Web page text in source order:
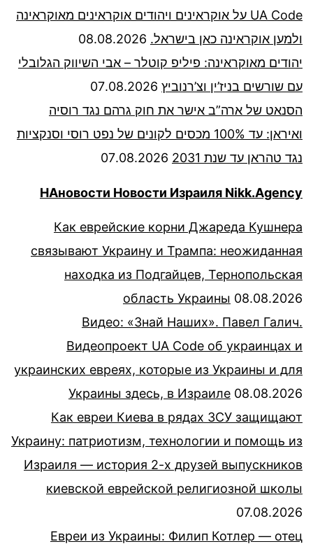
UA Code על אוקראינים ויהודים אוקראינים מאוקראינה
ולמען אוקראינה כאן בישראל. 08.08.2026
יהודים מאוקראינה: פיליפ קוטלר – אבי השיווק הגלובלי
עם שורשים בניז’ין וצ’רנוביץ 07.08.2026
הסנאט של ארה”ב אישר את חוק גרהם נגד רוסיה
ואיראן: עד 100% מכסים לקונים של נפט רוסי וסנקציות
נגד טהראן עד שנת 2031
07.08.2026
НАновости Новости Израиля Nikk.Agency
Как еврейские корни Джареда Кушнера
связывают Украину и Трампа: неожиданная
находка из Подгайцев, Тернопольская
область Украины 08.08.2026
Видео: «Знай Наших». Павел Галич.
Видеопроект UA Code об украинцах и
украинских евреях, которые из Украины и для
Украины здесь, в Израиле 08.08.2026
Как евреи Киева в рядах ЗСУ защищают
Украину: патриотизм, технологии и помощь из
Израиля — история 2-х друзей выпускников
киевской еврейской религиозной школы
07.08.2026
Евреи из Украины: Филип Котлер — отец